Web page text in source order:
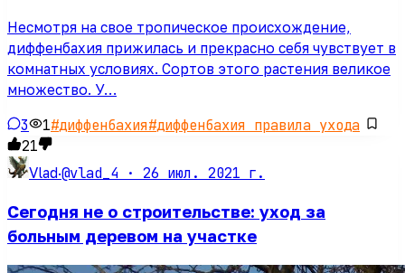
Несмотря на свое тропическое происхождение,
диффенбахия прижилась и прекрасно себя чувствует в
комнатных условиях. Сортов этого растения великое
множество. У…
3 1#диффенбахия#диффенбахия правила ухода
21
Vlad·@vlad_4 · 26 июл. 2021 г.
Сегодня не о строительстве: уход за
больным деревом на участке